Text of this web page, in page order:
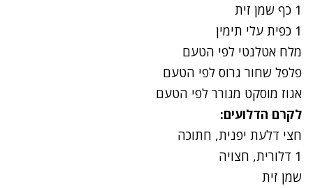
1 כף שמן זית
1 כפית עלי תימין
מלח אטלנטי לפי הטעם
פלפל שחור גרוס לפי הטעם
אגוז מוסקט מגורר לפי הטעם
לקרם הדלועים:
חצי דלעת יפנית, חתוכה
1 דלורית, חצויה
שמן זית